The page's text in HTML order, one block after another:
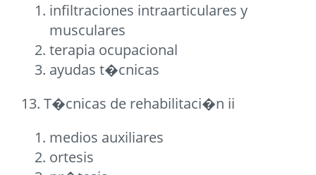
infiltraciones intraarticulares y
musculares
terapia ocupacional
ayudas t�cnicas
13. T�cnicas de rehabilitaci�n ii
medios auxiliares
ortesis